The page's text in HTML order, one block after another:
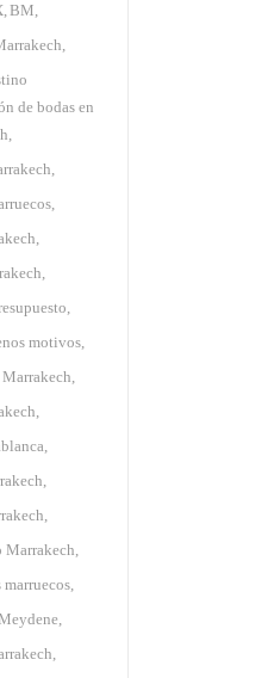
BM
de bodas en
motivos
Marrakech